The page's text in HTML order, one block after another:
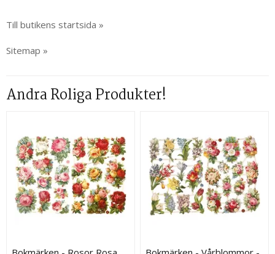
Till butikens startsida »
Sitemap »
Andra Roliga Produkter!